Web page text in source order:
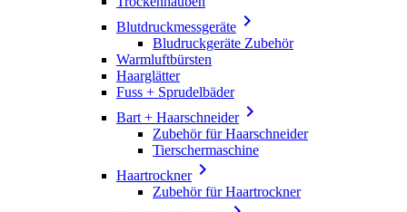
Blutdruckmessgeräte 
Bludruckgeräte Zubehör
Warmluftbürsten
Haarglätter
Fuss + Sprudelbäder
Bart + Haarschneider
Zubehör für Haarschneider
Tierschermaschine
Haartrockner
Zubehör für Haartrockner